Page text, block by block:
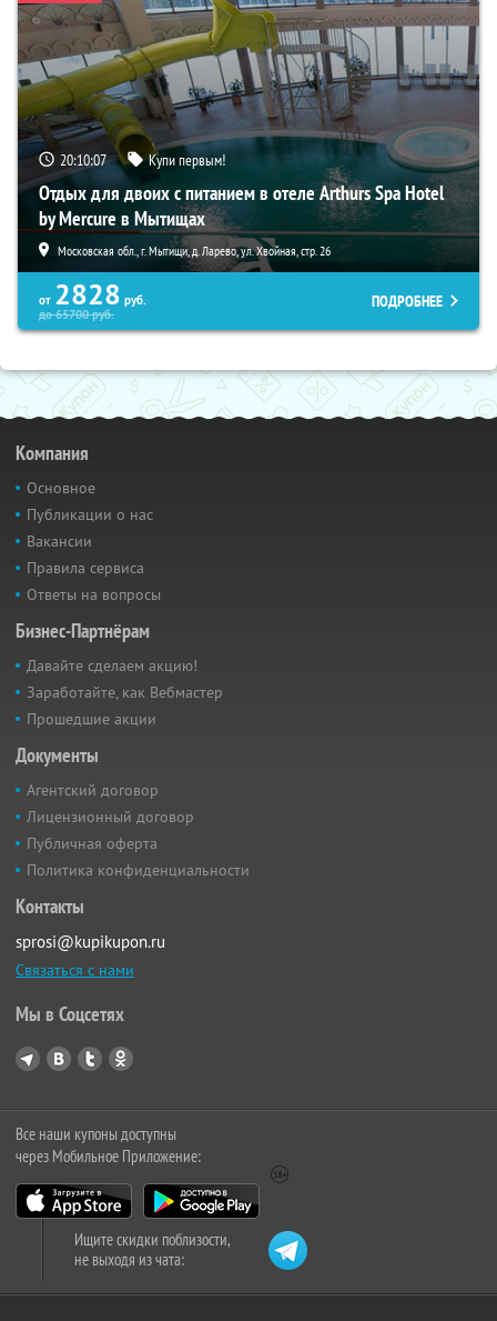
20:10:06 Купи первым!
Отдых для двоих с питанием в отеле Arthurs Spa Hotel
by Mercure в Мытищах
Московская обл., г. Мытищи, д. Ларево, ул. Хвойная, стр. 26
от 2828 руб.
до65700руб.
ПОДРОБНЕЕ
Компания
Основное
Публикации о нас
Вакансии
Правила сервиса
Ответы на вопросы
Бизнес-Партнёрам
Давайте сделаем акцию!
Заработайте, как Вебмастер
Прошедшие акции
Документы
Агентский договор
Лицензионный договор
Публичная оферта
Политика конфиденциальности
Контакты
sprosi@kupikupon.ru
Связаться с нами
Мы в Соцсетях
Все наши купоны доступны
через Мобильное Приложение:
Ищите скидки поблизости,
не выходя из чата: